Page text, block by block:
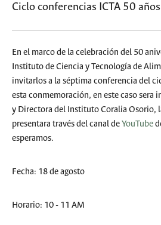
Ciclo conferencias ICTA 50 años
En el marco de la celebración del 50
Instituto de Ciencia y Tecnología de
invitarlos a la séptima conferencia del
esta conmemoración, en este caso sera
y Directora del Instituto Coralia Osorio,
presentara través del canal deYouTube
esperamos.
Fecha: 18 de agosto
Horario: 10 - 11 AM